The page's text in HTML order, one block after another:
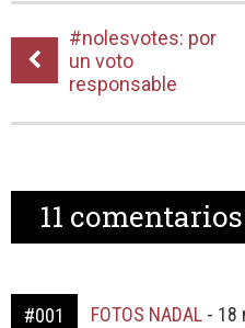
#nolesvotes: por
un voto
responsable
11 comentarios
#001 FOTOS NADAL - 18